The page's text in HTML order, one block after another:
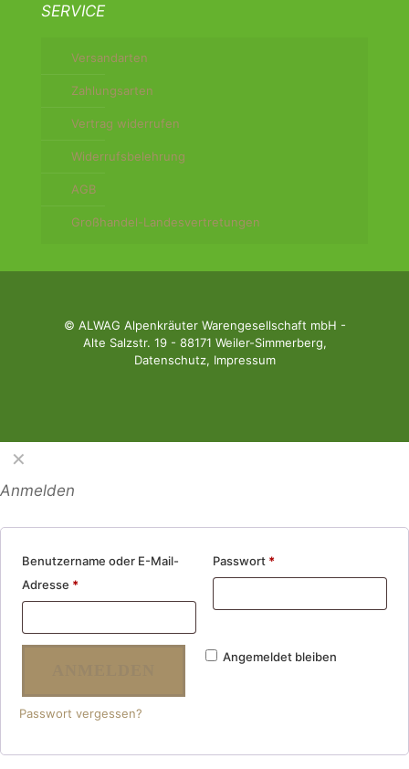
SERVICE
Versandarten
Zahlungsarten
Vertrag widerrufen
Widerrufsbelehrung
AGB
Großhandel-Landesvertretungen
© ALWAG Alpenkräuter Warengesellschaft mbH -
Alte Salzstr. 19 - 88171 Weiler-Simmerberg,
Datenschutz, Impressum
✕
Anmelden
Benutzername oder E-Mail-
Adresse *
Passwort *
Angemeldet bleiben
Passwort vergessen?